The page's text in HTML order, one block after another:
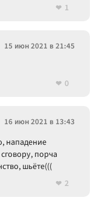
1
15 июн 2021 в 21:45
0
16 июн 2021 в 13:43
нападение
порча
шьёте(((
2